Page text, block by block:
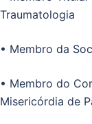
Traumatologia
• Membro da
• Membro do
Misericórdia de